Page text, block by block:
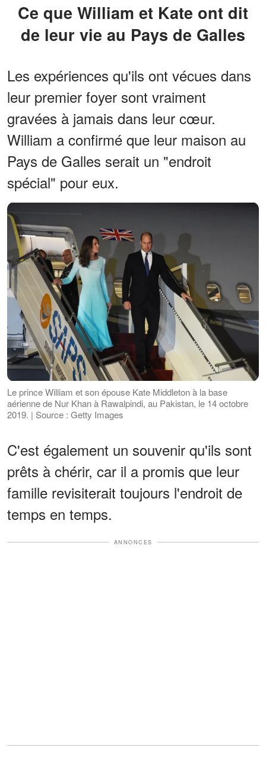
Ce que William et Kate ont dit
de leur vie au Pays de Galles
Les expériences qu'ils ont vécues dans
leur premier foyer sont vraiment
gravées à jamais dans leur cœur.
William a confirmé que leur maison au
Pays de Galles serait un "endroit
spécial" pour eux.
Le prince William et son épouse Kate Middleton à la base
aérienne de Nur Khan à Rawalpindi, au Pakistan, le 14 octobre
2019. | Source : Getty Images
C'est également un souvenir qu'ils sont
prêts à chérir, car il a promis que leur
famille revisiterait toujours l'endroit de
temps en temps.
ANNONCES